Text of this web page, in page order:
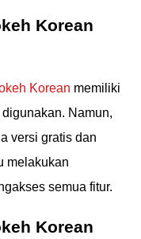
Korean
Korean memiliki
Namun,
versi gratis dan
melakukan
semua fitur.
Korean